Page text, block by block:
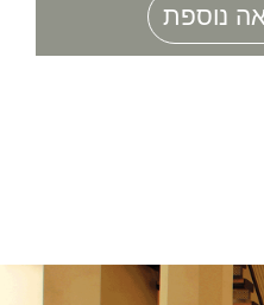
נוספת